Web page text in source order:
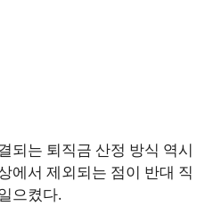
되는 퇴직금 산정 방식 역시
에서 제외되는 점이 반대 직
으켰다.